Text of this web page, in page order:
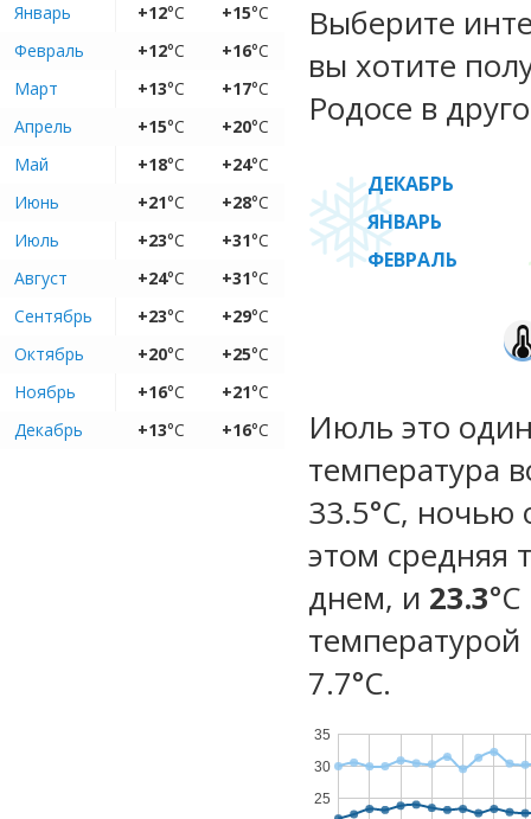
Январь
+12°C +15°C
Февраль
+12°C +16°C
Март
+13°C +17°C
Апрель
+15°C +20°C
Май
+18°C +24°C
Июнь
+21°C +28°C
Июль
+23°C +31°C
Август
+24°C +31°C
Сентябрь
+23°C +29°C
Октябрь
+20°C +25°C
Ноябрь
+16°C +21°C
Декабрь
+13°C +16°C
Выберите
вы хотите
Родосе в
ДЕКАБРЬ
ЯНВАРЬ
ФЕВРАЛЬ
Июль это
температура
33.5°C, ночью
этом средняя
днем, и 23.3
температурой
7.7°С.
25
30
35